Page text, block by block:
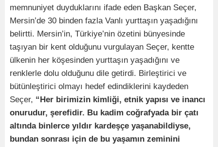
memnuniyet duyduklarını ifade eden Başkan Seçer,
Mersin’de 30 binden fazla Vanlı yurttaşın yaşadığını
belirtti. Mersin’in, Türkiye’nin özetini bünyesinde
taşıyan bir kent olduğunu vurgulayan Seçer, kentte
ülkenin her köşesinden yurttaşın yaşadığını ve
renklerle dolu olduğunu dile getirdi. Birleştirici ve
bütünleştirici olmayı hedef edindiklerini kaydeden
Seçer, “Her birimizin kimliği, etnik yapısı ve inancı
onurudur, şerefidir. Bu kadim coğrafyada bir çatı
altında binlerce yıldır kardeşçe yaşanabildiyse,
bundan sonrası için de bu yaşamın zeminini